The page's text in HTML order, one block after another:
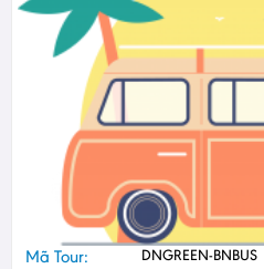
Mã Tour: DNGREEN-BNBUS